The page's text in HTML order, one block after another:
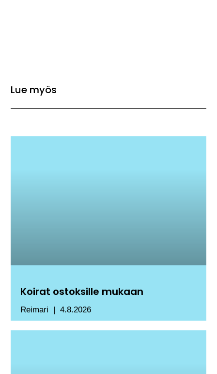
Lue myös
Koirat ostoksille mukaan
Reimari 4.8.2026